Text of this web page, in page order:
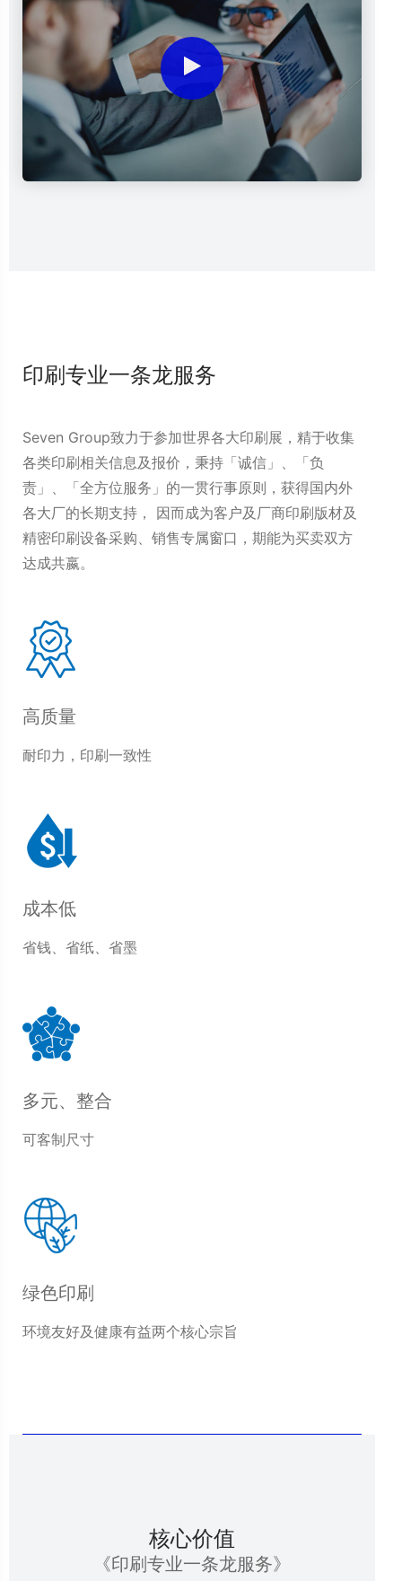
印刷专业一条龙服务
Seven Group致力于参加世界各大印刷展，精于收集
各类印刷相关信息及报价，秉持「诚信」、「负
责」、「全方位服务」的一贯行事原则，获得国内外
各大厂的长期支持， 因而成为客户及厂商印刷版材及
精密印刷设备采购、销售专属窗口，期能为买卖双方
达成共嬴。
高质量
耐印力，印刷一致性
成本低
省钱、省纸、省墨
多元、整合
可客制尺寸
绿色印刷
环境友好及健康有益两个核心宗旨
核心价值
《印刷专业一条龙服务》